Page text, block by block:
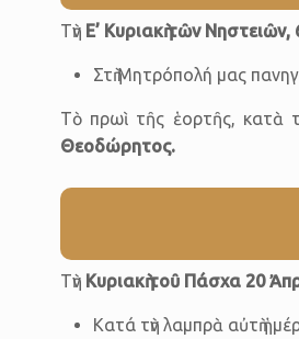
Τὴν Ε’ Κυριακὴ τῶν Νηστειῶν,
Στὴ Μητρόπολή μας
Τὸ πρωὶ τῆς ἑορτῆς, κατὰ
Θεοδώρητος.
Τὴν Κυριακὴ τοῦ Πάσχα 20
Κατά τὴν λαμπρὰ αὐτὴ